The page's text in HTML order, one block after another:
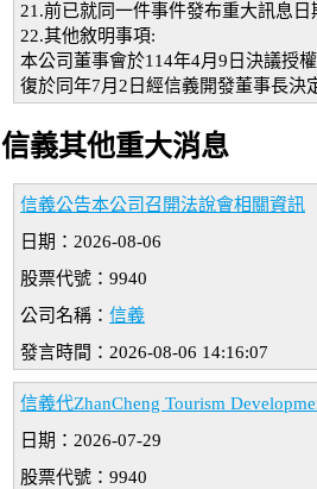
21.前已就同一件事件發布重大訊息日
22.其他敘明事項:
本公司董事會於114年4月9日決議授
復於同年7月2日經信義開發董事長決
信義其他重大消息
信義公告本公司召開法說會相關資訊
日期：2026-08-06
股票代號：9940
公司名稱： 信義
發言時間：2026-08-06 14:16:07
信義代ZhanCheng Tourism
日期：2026-07-29
股票代號：9940